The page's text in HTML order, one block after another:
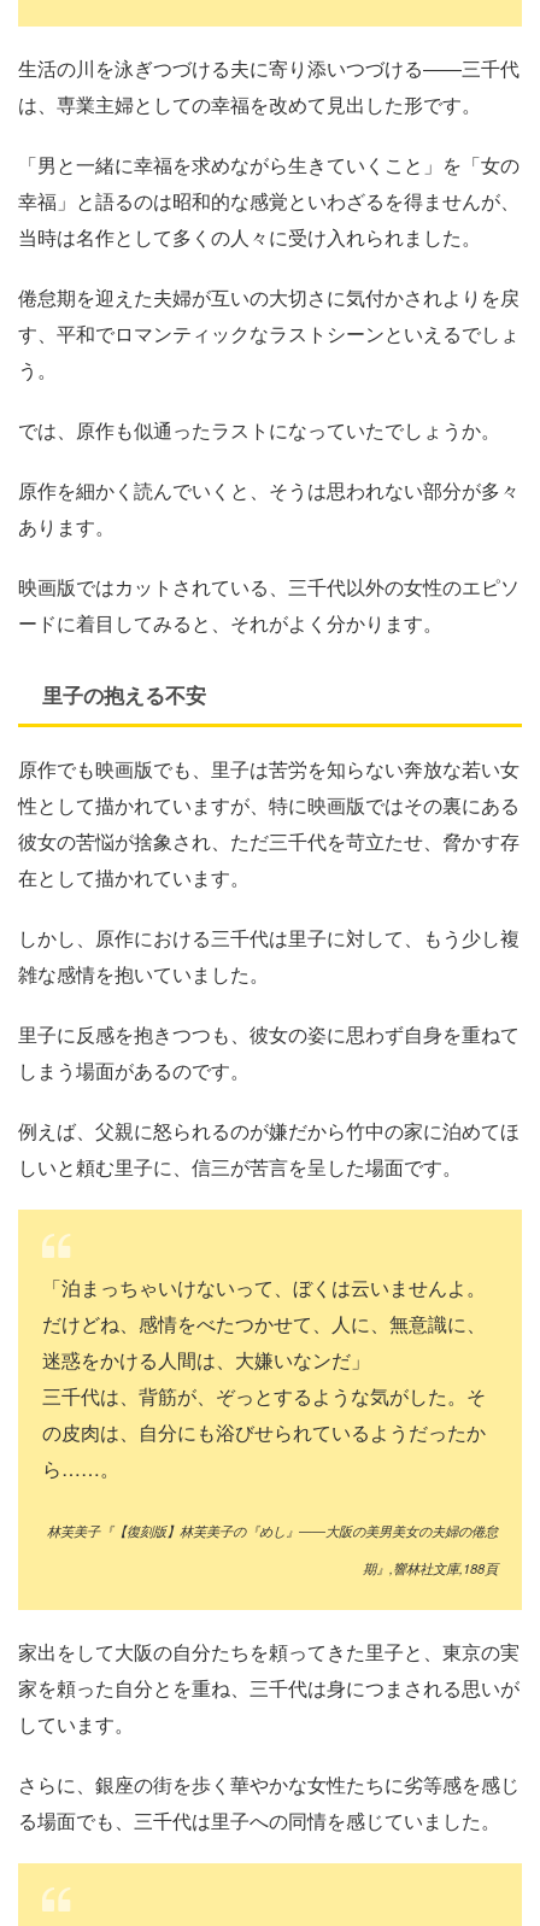
生活の川を泳ぎつづける夫に寄り添いつづける――三千代
は、専業主婦としての幸福を改めて見出した形です。
「男と一緒に幸福を求めながら生きていくこと」を「女の
幸福」と語るのは昭和的な感覚といわざるを得ませんが、
当時は名作として多くの人々に受け入れられました。
倦怠期を迎えた夫婦が互いの大切さに気付かされよりを戻
す、平和でロマンティックなラストシーンといえるでしょ
う。
では、原作も似通ったラストになっていたでしょうか。
原作を細かく読んでいくと、そうは思われない部分が多々
あります。
映画版ではカットされている、三千代以外の女性のエピソ
ードに着目してみると、それがよく分かります。
里子の抱える不安
原作でも映画版でも、里子は苦労を知らない奔放な若い女
性として描かれていますが、特に映画版ではその裏にある
彼女の苦悩が捨象され、ただ三千代を苛立たせ、脅かす存
在として描かれています。
しかし、原作における三千代は里子に対して、もう少し複
雑な感情を抱いていました。
里子に反感を抱きつつも、彼女の姿に思わず自身を重ねて
しまう場面があるのです。
例えば、父親に怒られるのが嫌だから竹中の家に泊めてほ
しいと頼む里子に、信三が苦言を呈した場面です。
「泊まっちゃいけないって、ぼくは云いませんよ。
だけどね、感情をべたつかせて、人に、無意識に、
迷惑をかける人間は、大嫌いなンだ」
三千代は、背筋が、ぞっとするような気がした。そ
の皮肉は、自分にも浴びせられているようだったか
ら……。
林芙美子『【復刻版】林芙美子の『めし』――大阪の美男美女の夫婦の倦怠
期』,響林社文庫,188頁
家出をして大阪の自分たちを頼ってきた里子と、東京の実
家を頼った自分とを重ね、三千代は身につまされる思いが
しています。
さらに、銀座の街を歩く華やかな女性たちに劣等感を感じ
る場面でも、三千代は里子への同情を感じていました。